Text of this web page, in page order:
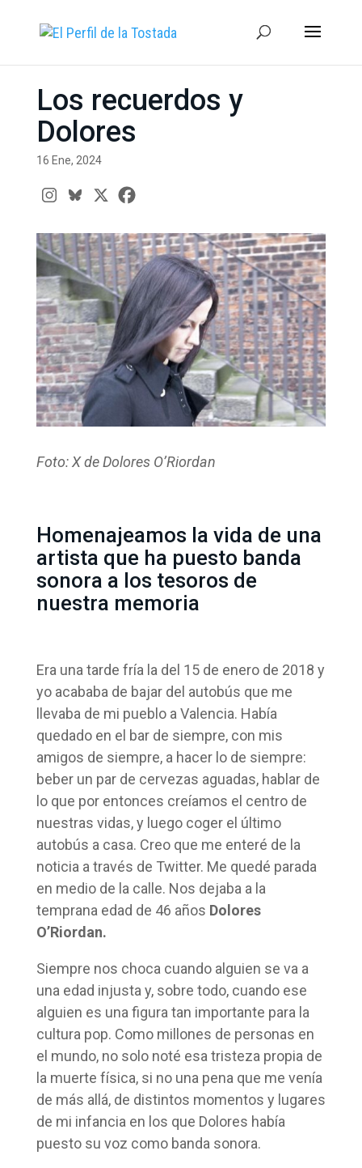
Los recuerdos y
Dolores
16 Ene, 2024
Foto: X de Dolores O’Riordan
Homenajeamos la vida de una
artista que ha puesto banda
sonora a los tesoros de
nuestra memoria
Era una tarde fría la del 15 de enero de 2018 y
yo acababa de bajar del autobús que me
llevaba de mi pueblo a Valencia. Había
quedado en el bar de siempre, con mis
amigos de siempre, a hacer lo de siempre:
beber un par de cervezas aguadas, hablar de
lo que por entonces creíamos el centro de
nuestras vidas, y luego coger el último
autobús a casa. Creo que me enteré de la
noticia a través de Twitter. Me quedé parada
en medio de la calle. Nos dejaba a la
temprana edad de 46 años Dolores
O’Riordan.
Siempre nos choca cuando alguien se va a
una edad injusta y, sobre todo, cuando ese
alguien es una figura tan importante para la
cultura pop. Como millones de personas en
el mundo, no solo noté esa tristeza propia de
la muerte física, si no una pena que me venía
de más allá, de distintos momentos y lugares
de mi infancia en los que Dolores había
puesto su voz como banda sonora.